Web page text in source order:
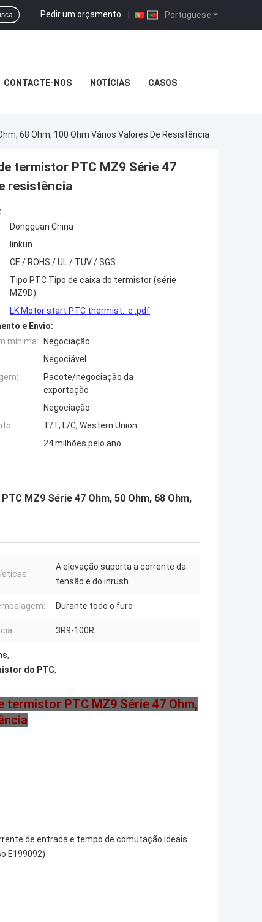
Portuguese
Pedir um orçamento |
CONTACTE-NOS NOTÍCIAS CASOS
68 Ohm, 100 Ohm Vários Valores De Resistência
termistor PTC MZ9 Série 47
resistência
Dongguan China
linkun
CE / ROHS / UL / TUV / SGS
Tipo PTC Tipo de caixa do termistor (série
MZ9D)
LK Motor start PTC thermist...e .pdf
e Envio:
mínima:
Negociação
Negociável
Pacote/negociação da
exportação
Negociação
T/T, L/C, Western Union
24 milhões pelo ano
MZ9 Série 47 Ohm, 50 Ohm, 68 Ohm,
A elevação suporta a corrente da
tensão e do inrush
Durante todo o furo
3R9-100R
,
do PTC,
PTC MZ9 Série 47 Ohm,
de entrada e tempo de comutação ideais
E199092)